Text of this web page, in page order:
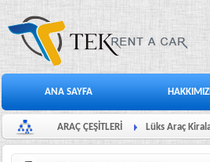
ANA SAYFA
ARAÇ ÇEŞİTLERİ Lüks Araç